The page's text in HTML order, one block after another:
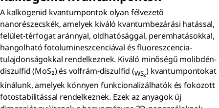
A kalkogenid kvantumpontok olyan félvezető
nanorészecskék, amelyek kiváló kvantumbezárási hatással,
felület-térfogat aránnyal, oldhatósággal, peremhatásokkal,
hangolható fotolumineszcenciával és fluoreszcencia-
tulajdonságokkal rendelkeznek. Kiváló minőségű molibdén-
diszulfid (MoS₂) és volfrám-diszulfid (WS₂) kvantumpontokat
kínálunk, amelyek könnyen funkcionalizálhatók és fokozott
fotostabilitással rendelkeznek. Ezek az anyagok új